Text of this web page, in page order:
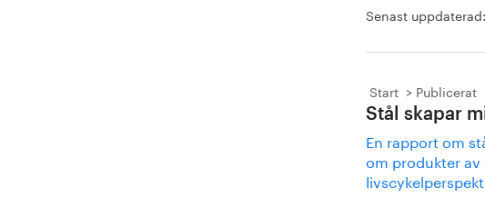
Senast uppdaterad:
Start Publicerat
Stål skapar
En rapport om
om produkter